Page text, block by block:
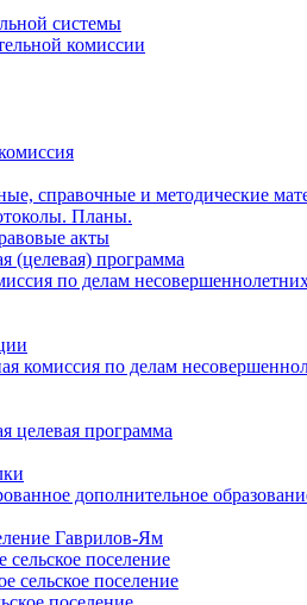
системы
комиссии
справочные и методические
Планы.
акты
(целевая) программа
по делам
комиссия по делам
целевая программа
дополнительное
Гаврилов-Ям
сельское поселение
сельское поселение